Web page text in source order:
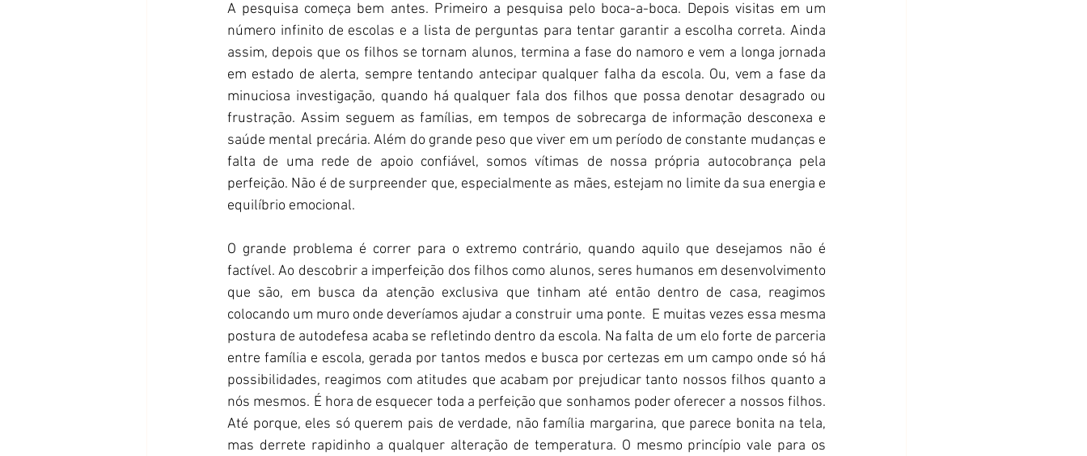
A pesquisa começa bem antes. Primeiro a pesquisa pelo boca-a-boca. Depois visitas em um
número infinito de escolas e a lista de perguntas para tentar garantir a escolha correta. Ainda
assim, depois que os filhos se tornam alunos, termina a fase do namoro e vem a longa jornada
em estado de alerta, sempre tentando antecipar qualquer falha da escola. Ou, vem a fase da
minuciosa investigação, quando há qualquer fala dos filhos que possa denotar desagrado ou
frustração. Assim seguem as famílias, em tempos de sobrecarga de informação desconexa e
saúde mental precária. Além do grande peso que viver em um período de constante mudanças e
falta de uma rede de apoio confiável, somos vítimas de nossa própria autocobrança pela
perfeição. Não é de surpreender que, especialmente as mães, estejam no limite da sua energia e
equilíbrio emocional.
O grande problema é correr para o extremo contrário, quando aquilo que desejamos não é
factível. Ao descobrir a imperfeição dos filhos como alunos, seres humanos em desenvolvimento
que são, em busca da atenção exclusiva que tinham até então dentro de casa, reagimos
colocando um muro onde deveríamos ajudar a construir uma ponte.  E muitas vezes essa mesma
postura de autodefesa acaba se refletindo dentro da escola. Na falta de um elo forte de parceria
entre família e escola, gerada por tantos medos e busca por certezas em um campo onde só há
possibilidades, reagimos com atitudes que acabam por prejudicar tanto nossos filhos quanto a
nós mesmos. É hora de esquecer toda a perfeição que sonhamos poder oferecer a nossos filhos.
Até porque, eles só querem pais de verdade, não família margarina, que parece bonita na tela,
mas derrete rapidinho a qualquer alteração de temperatura. O mesmo princípio vale para os